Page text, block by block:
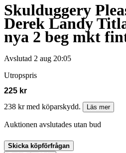
Skulduggery
Derek Landy
nya 2 beg mkt
Avslutad 2 aug 20:05
Utropspris
225 kr
238 kr med köparskydd.
Läs mer
Auktionen avslutades utan bud
Skicka köpförfrågan